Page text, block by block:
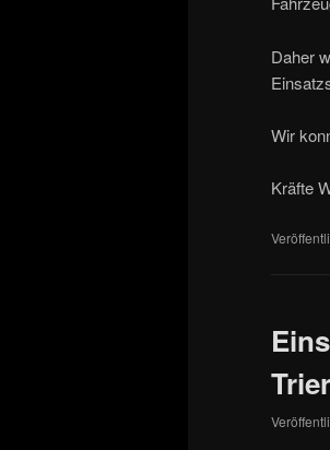
Daher
Wir
Kräfte
Trier